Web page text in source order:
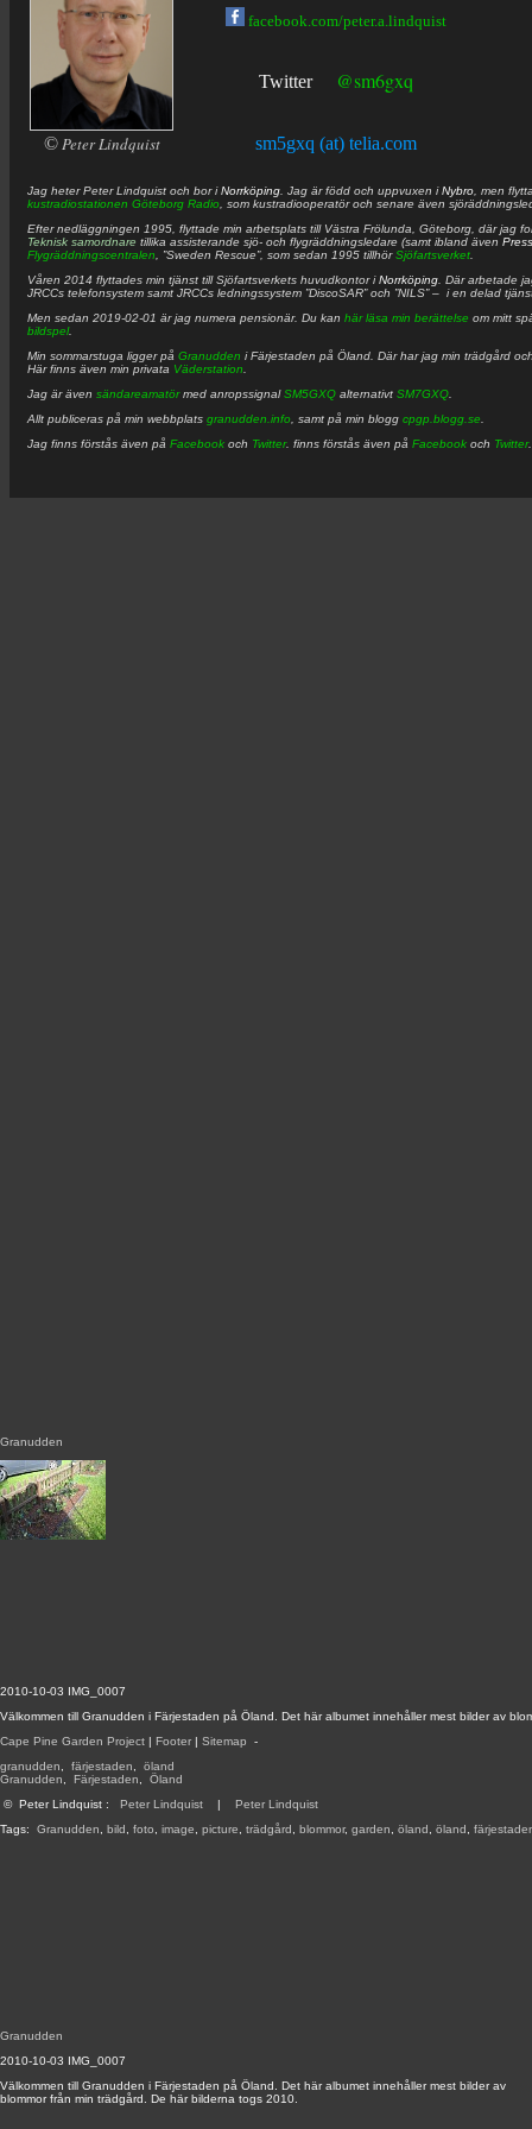
2010-10-03 IMG_0007
Välkommen till Granudden i Färjestaden på Öland. Det här albumet innehåller mest bilder av
Cape Pine Garden Project | Footer | Sitemap -
granudden
färjestaden
öland
Granudden
Färjestaden
Öland
© Peter Lindquist : Peter Lindquist | Peter Lindquist
Tags: Granudden bild foto image picture trädgård blommor, garden öland öland
Granudden
Granudden
2010-10-03 IMG_0007
Välkommen till Granudden i Färjestaden på Öland. Det här albumet innehåller mest bilder av
blommor från min trädgård. De här bilderna togs 2010.
© Peter Lindquist
facebook.com/peter.a.lindquist
Twitter @sm6gxq
sm5gxq (at) telia.com
Jag heterPeter Lindquist och bor iNorrköping . Jag är född och uppvuxen iNybro , men
kustradiostationen Göteborg Radio , som kustradiooperatör och senare även
Efter nedläggningen 1995, flyttade min arbetsplats till Västra Frölunda, Göteborg, där jag
Teknisk samordnare tillika assisterande sjö- och flygräddningsledare (samt ibland även
Flygräddningscentralen , ”Sweden Rescue”, som sedan 1995 tillhörSjöfartsverket
Våren 2014 flyttades min tjänst till Sjöfartsverkets huvudkontor iNorrköping . Där arbetade
JRCCs telefonsystem samt JRCCs ledningssystem ”DiscoSAR” och ”NILS” – i en delad
Men sedan 2019-02-01 är jag numera pensionär. Du kan här läsa min berättelse om mitt
bildspel.
Min sommarstuga ligger på Granudden i Färjestaden på Öland. Där har jag min trädgård
Här finns även min privata Väderstation
Jag är även sändareamatörmed anropssignalSM5GXQ alternativt SM7GXQ
Allt publiceras på min webbplats granudden.info , samt på min blogg cpgp.blogg.se
Jag finns förstås även på Facebook och Twitter. finns förstås även på Facebook och Twitter.